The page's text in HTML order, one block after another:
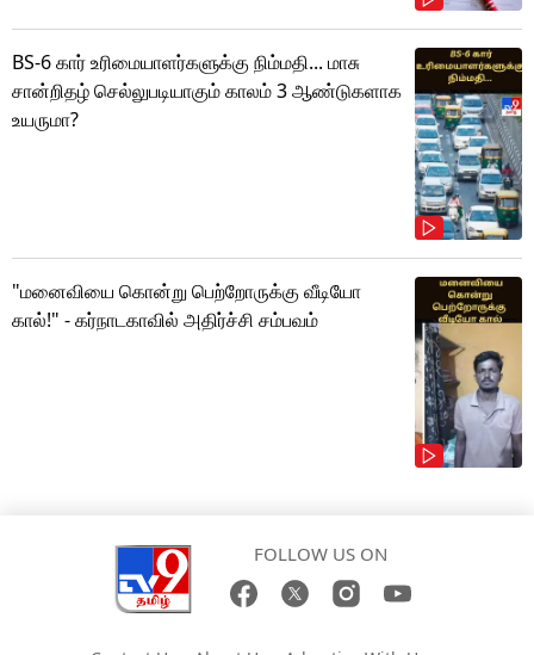
BS-6 கார் உரிமையாளர்களுக்கு நிம்மதி... மாசு
சான்றிதழ் செல்லுபடியாகும் காலம் 3 ஆண்டுகளாக
உயருமா?
"மனைவியை கொன்று பெற்றோருக்கு வீடியோ
கால்!" - கர்நாடகாவில் அதிர்ச்சி சம்பவம்
FOLLOW US ON